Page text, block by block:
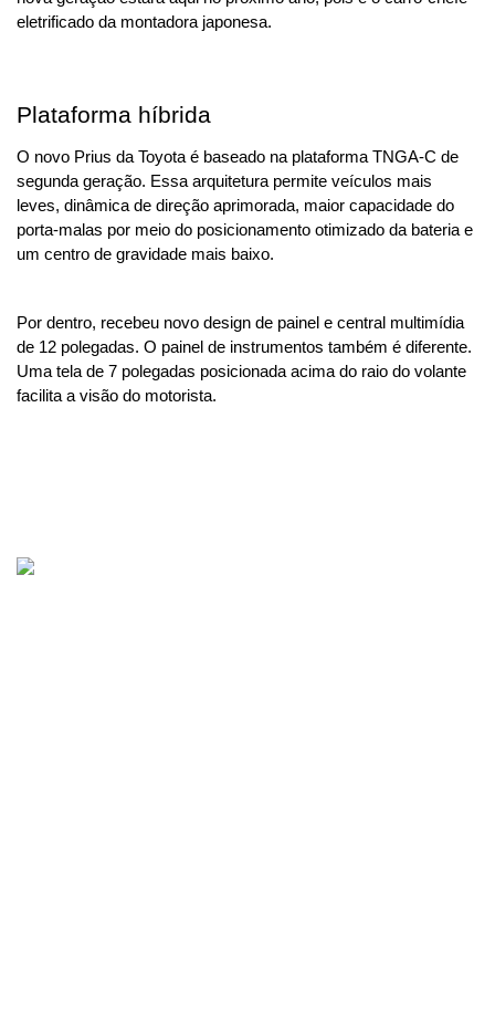
eletrificado da montadora japonesa.
Plataforma híbrida
O novo Prius da Toyota é baseado na plataforma TNGA-C de
segunda geração. Essa arquitetura permite veículos mais
leves, dinâmica de direção aprimorada, maior capacidade do
porta-malas por meio do posicionamento otimizado da bateria e
um centro de gravidade mais baixo.
Por dentro, recebeu novo design de painel e central multimídia
de 12 polegadas. O painel de instrumentos também é diferente.
Uma tela de 7 polegadas posicionada acima do raio do volante
facilita a visão do motorista.